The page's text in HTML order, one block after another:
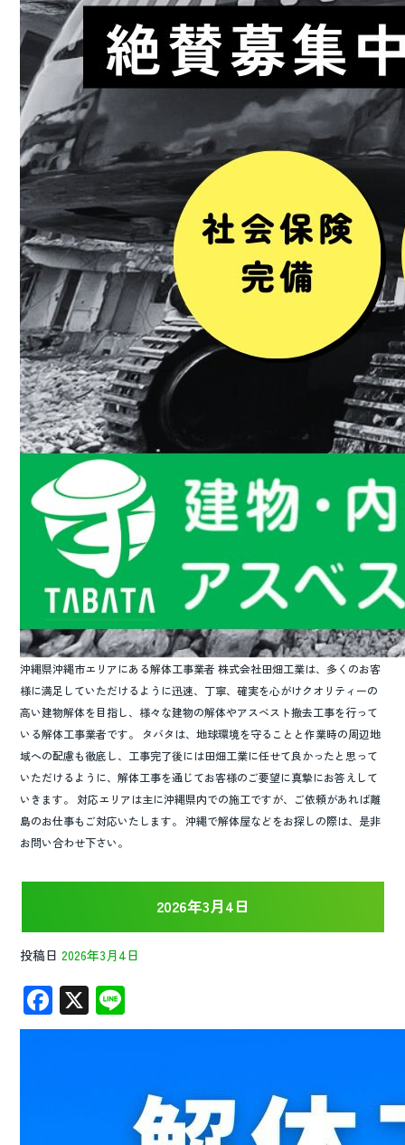
沖縄県沖縄市エリアにある解体工事業者 株式会社田畑工業は、多くのお客
様に満足していただけるように迅速、丁寧、確実を心がけクオリティーの
高い建物解体を目指し、様々な建物の解体やアスベスト撤去工事を行って
いる解体工事業者です。 タバタは、地球環境を守ることと作業時の周辺地
域への配慮も徹底し、工事完了後には田畑工業に任せて良かったと思って
いただけるように、解体工事を通じてお客様のご要望に真摯にお答えして
いきます。 対応エリアは主に沖縄県内での施工ですが、ご依頼があれば離
島のお仕事もご対応いたします。 沖縄で解体屋などをお探しの際は、是非
お問い合わせ下さい。
2026年3月4日
投稿日 2026年3月4日
F
ac
X
n